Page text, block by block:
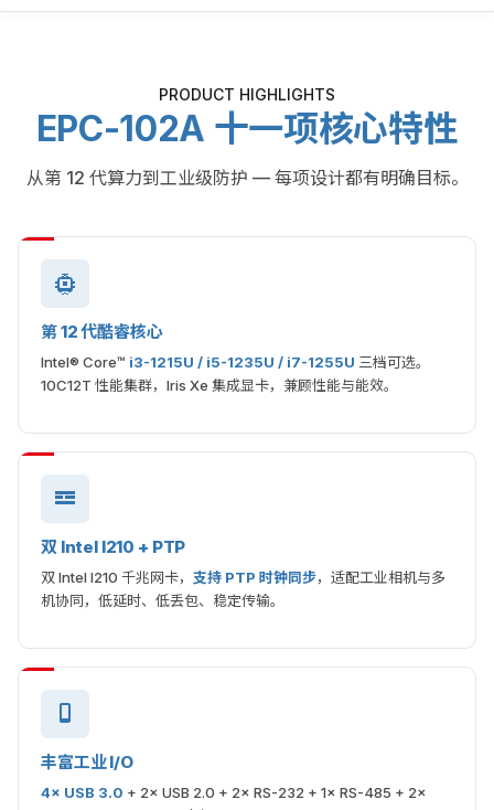
PRODUCT HIGHLIGHTS
EPC-102A 十一项核心特性
从第 12 代算力到工业级防护 — 每项设计都有明确目标。
第 12 代酷睿核心
Intel® Core™ i3-1215U / i5-1235U / i7-1255U 三档可选。
10C12T 性能集群，Iris Xe 集成显卡，兼顾性能与能效。
双 Intel I210 + PTP
双 Intel I210 千兆网卡， 支持 PTP 时钟同步，适配工业相机与多
机协同，低延时、低丢包、稳定传输。
丰富工业 I/O
4× USB 3.0 + 2× USB 2.0 + 2× RS-232 + 1× RS-485 + 2×